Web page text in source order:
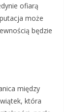
ofiarą
może
będzie
między
która